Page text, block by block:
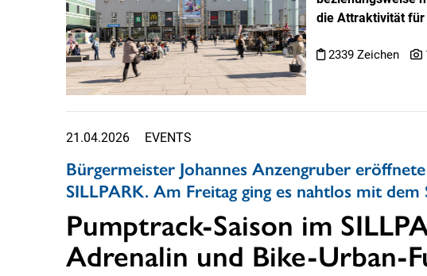
die Attraktivität für
2339 Zeichen
21.04.2026 EVENTS
Bürgermeister Johannes Anzengruber
SILLPARK. Am Freitag ging es nahtlos mit
Pumptrack-Saison im
Adrenalin und Bike-Urban-